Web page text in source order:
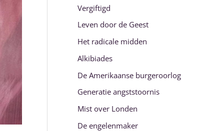
Vergiftigd
Leven door de Geest
Het radicale midden
Alkibiades
De Amerikaanse burgeroorlog
Generatie angststoornis
Mist over Londen
De engelenmaker